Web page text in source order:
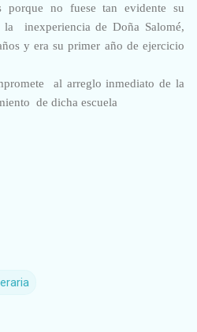
porque no fuese tan evidente su
inexperiencia de Doña Salomé,
y era su primer año de ejercicio
al arreglo inmediato de la
de dicha escuela